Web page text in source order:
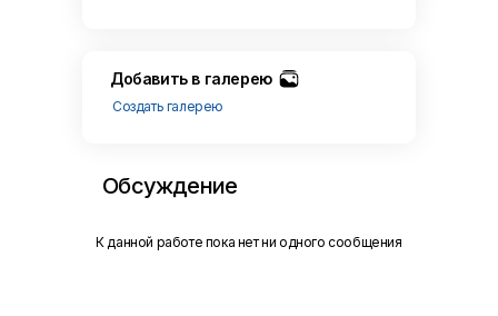
Добавить в галерею
Создать галерею
Обсуждение
К данной работе пока нет ни одного сообщения